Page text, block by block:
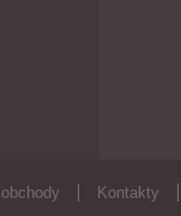
Kontakty